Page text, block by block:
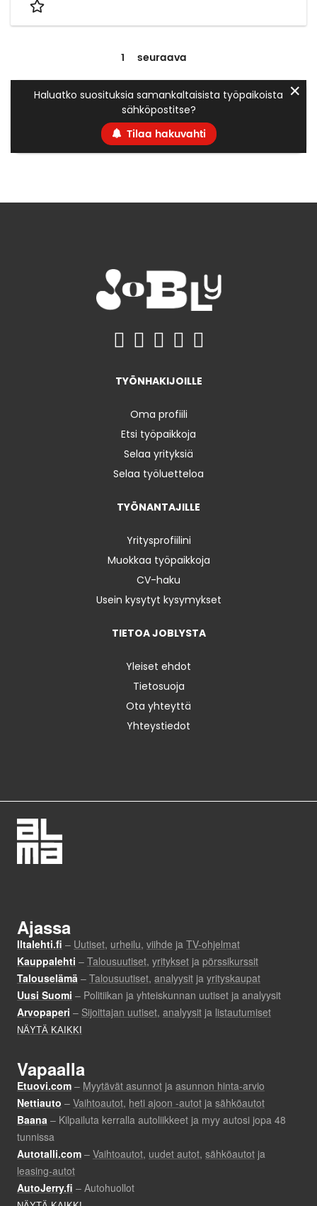
1 seuraava
Haluatko suosituksia samankaltaisista työpaikoista
sähköpostitse?
Tilaa hakuvahti
✕
TYÖNHAKIJOILLE
Oma profiili
Etsi työpaikkoja
Selaa yrityksiä
Selaa työluetteloa
TYÖNANTAJILLE
Yritysprofiilini
Muokkaa työpaikkoja
CV-haku
Usein kysytyt kysymykset
TIETOA JOBLYSTA
Yleiset ehdot
Tietosuoja
Ota yhteyttä
Yhteystiedot